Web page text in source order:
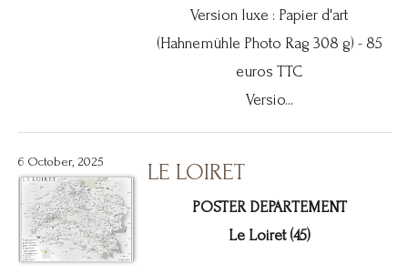
Version luxe : Papier d'art
(Hahnemühle Photo Rag 308 g) - 85
euros TTC
Versio...
6 October, 2025 LE LOIRET
POSTER DEPARTEMENT
Le Loiret (45)